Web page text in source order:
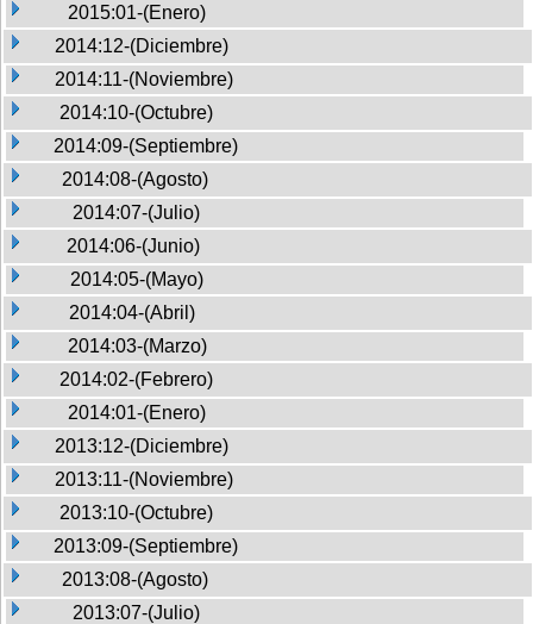
2015:01-(Enero)
2014:12-(Diciembre)
2014:11-(Noviembre)
2014:10-(Octubre)
2014:09-(Septiembre)
2014:08-(Agosto)
2014:07-(Julio)
2014:06-(Junio)
2014:05-(Mayo)
2014:04-(Abril)
2014:03-(Marzo)
2014:02-(Febrero)
2014:01-(Enero)
2013:12-(Diciembre)
2013:11-(Noviembre)
2013:10-(Octubre)
2013:09-(Septiembre)
2013:08-(Agosto)
2013:07-(Julio)